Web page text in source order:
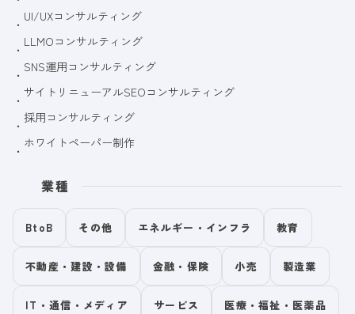
UI/UXコンサルティング
LLMOコンサルティング
SNS運用コンサルティング
サイトリニューアルSEOコンサルティング
採用コンサルティング
ホワイトペーパー制作
業種
BtoB その他 エネルギー・インフラ 教育
不動産・建設・設備 金融・保険 小売 製造業
IT・通信・メディア サービス 医療・福祉・医薬品